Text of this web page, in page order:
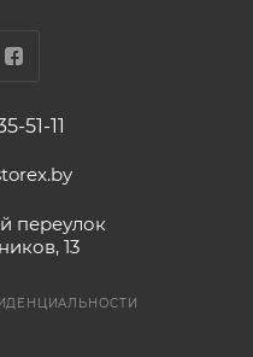
51-11
переулок
13